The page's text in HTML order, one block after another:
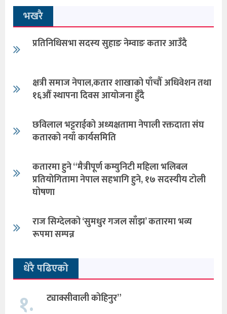
भखरै
प्रतिनिधिसभा सदस्य सुहाङ नेम्वाङ कतार आउँदै
क्षत्री समाज नेपाल,कतार शाखाको पाँचौँ अधिवेशन तथा
१६औँ स्थापना दिवस आयोजना हुँदै
छविलाल भट्टराईको अध्यक्षतामा नेपाली रक्तदाता संघ
कतारको नयाँ कार्यसमिति
कतारमा हुने “मैत्रीपूर्ण कम्युनिटी महिला भलिबल
प्रतियोगितामा नेपाल सहभागि हुने, १७ सदस्यीय टोली
घोषणा
राज सिग्देलको ‘सुमधुर गजल साँझ’ कतारमा भव्य
रूपमा सम्पन्न
धेरै पढिएको
१. ट्याक्सीवाली कोहिनुर”